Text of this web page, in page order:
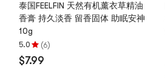
泰国FEELFIN 天然有机薰衣草精油
香膏 持久淡香 留香固体 助眠安神
10g
5.0
评
分
(6)
$7.99